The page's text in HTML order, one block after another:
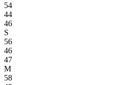
54
44
46
S
56
46
47
M
58